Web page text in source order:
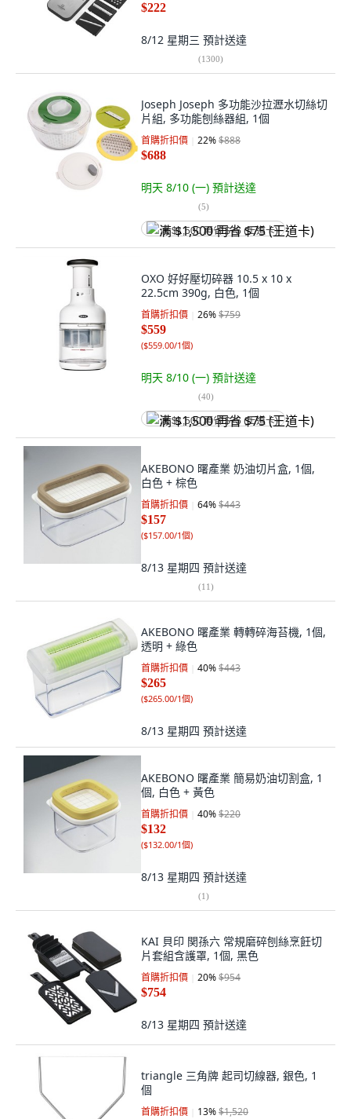
$222
8/12 星期三 預計送達
(1300)
Joseph Joseph 多功能沙拉瀝水切絲切
片組, 多功能刨絲器組, 1個
首購折扣價 22%$888
$688
明天 8/10 (一) 預計送達
(5)
满 $1,500 再省 $75 (王道卡)
OXO 好好壓切碎器 10.5 x 10 x
22.5cm 390g, 白色, 1個
首購折扣價 26%$759
$559
($559.00/1個)
明天 8/10 (一) 預計送達
(40)
满 $1,500 再省 $75 (王道卡)
AKEBONO 曙產業 奶油切片盒, 1個,
白色 + 棕色
首購折扣價 64%$443
$157
($157.00/1個)
8/13 星期四 預計送達
(11)
AKEBONO 曙產業 轉轉碎海苔機, 1個,
透明 + 綠色
首購折扣價 40%$443
$265
($265.00/1個)
8/13 星期四 預計送達
AKEBONO 曙產業 簡易奶油切割盒, 1
個, 白色 + 黃色
首購折扣價 40%$220
$132
($132.00/1個)
8/13 星期四 預計送達
(1)
KAI 貝印 関孫六 常規磨碎刨絲烹飪切
片套組含護罩, 1個, 黑色
首購折扣價 20%$954
$754
8/13 星期四 預計送達
triangle 三角牌 起司切線器, 銀色, 1
個
首購折扣價 13%$1,520